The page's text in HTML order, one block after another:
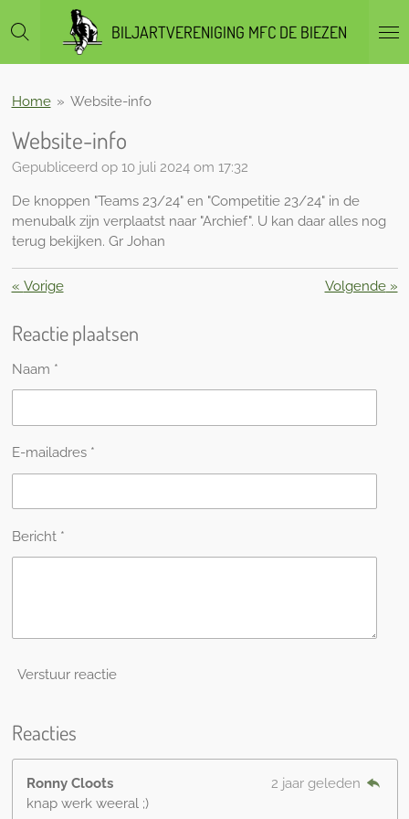
direct
hoofdinhoud
BILJARTVERENIGING MFC DE BIEZEN
Home » Website-info
Website-info
Gepubliceerd op 10 juli 2024 om 17:32
De knoppen "Teams 23/24" en "Competitie 23/24" in de
menubalk zijn verplaatst naar "Archief". U kan daar alles nog
terug bekijken. Gr Johan
« Vorige Volgende»
Reactie plaatsen
Naam *
E-mailadres *
Bericht *
Verstuur reactie
Reacties
Ronny Cloots
2 jaar geleden
knap werk weeral ;)